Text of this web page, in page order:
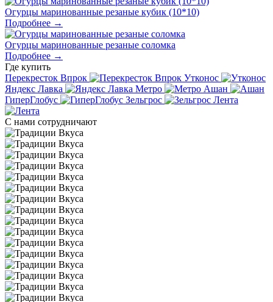
Огурцы маринованные резаные кубик (10*10)
Подробнее →
Огурцы маринованные резаные соломка
Подробнее →
Где купить
Перекресток Впрок
Утконос
Яндекс Лавка
Метро
Ашан
ГиперГлобус
Зельгрос Лента
С нами сотрудничают